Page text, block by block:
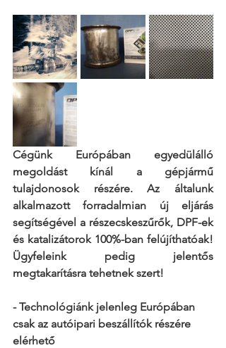
Cégünk Európában egyedülálló
megoldást kínál a gépjármű
tulajdonosok részére. Az általunk
alkalmazott forradalmian új eljárás
segítségével a részecskeszűrők, DPF-ek
és katalizátorok 100%-ban felújíthatóak!
Ügyfeleink pedig jelentős
megtakarításra tehetnek szert!
- Technológiánk jelenleg Európában
csak az autóipari beszállítók részére
elérhető